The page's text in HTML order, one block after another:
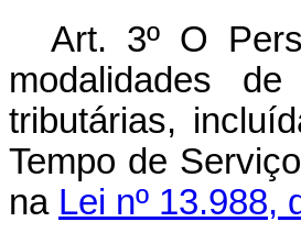
Art. 3º O
modalidades
tributárias,
Tempo de
na Lei nº 13.988,